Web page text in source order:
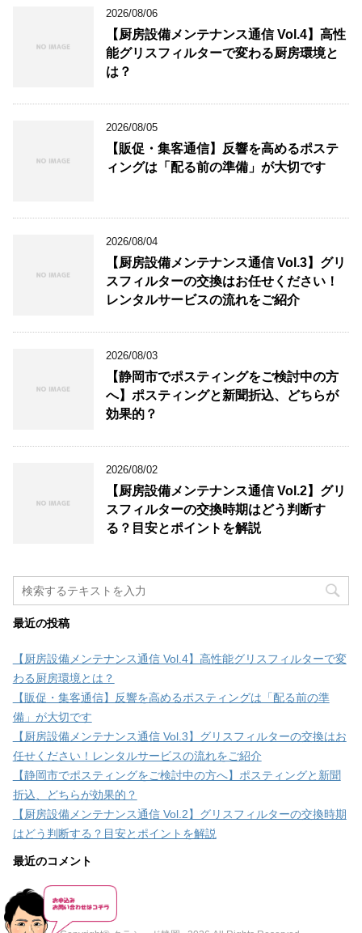
2026/08/06
【厨房設備メンテナンス通信 Vol.4】高性
能グリスフィルターで変わる厨房環境と
は？
2026/08/05
【販促・集客通信】反響を高めるポステ
ィングは「配る前の準備」が大切です
2026/08/04
【厨房設備メンテナンス通信 Vol.3】グリ
スフィルターの交換はお任せください！
レンタルサービスの流れをご紹介
2026/08/03
【静岡市でポスティングをご検討中の方
へ】ポスティングと新聞折込、どちらが
効果的？
2026/08/02
【厨房設備メンテナンス通信 Vol.2】グリ
スフィルターの交換時期はどう判断す
る？目安とポイントを解説
最近の投稿
【厨房設備メンテナンス通信 Vol.4】高性能グリスフィルターで変
わる厨房環境とは？
【販促・集客通信】反響を高めるポスティングは「配る前の準
備」が大切です
【厨房設備メンテナンス通信 Vol.3】グリスフィルターの交換はお
任せください！レンタルサービスの流れをご紹介
【静岡市でポスティングをご検討中の方へ】ポスティングと新聞
折込、どちらが効果的？
【厨房設備メンテナンス通信 Vol.2】グリスフィルターの交換時期
はどう判断する？目安とポイントを解説
最近のコメント